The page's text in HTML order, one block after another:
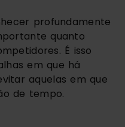
profundamente
quanto
É isso
em que há
aquelas em que
de tempo.